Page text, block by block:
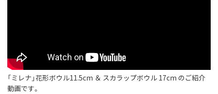
「ミレナ」花形ボウル11.5cm ＆ スカラップボウル 17cm のご紹介
動画です。